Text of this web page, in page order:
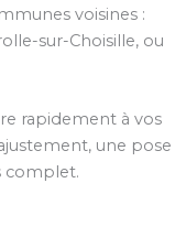
voisines :
sur-Choisille, ou
rapidement à vos
une pose
complet.